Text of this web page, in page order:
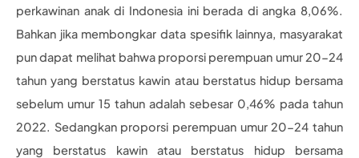
perkawinan anak di Indonesia ini berada di angka 8,06%.
Bahkan jika membongkar data spesifik lainnya, masyarakat
pun dapat melihat bahwa proporsi perempuan umur 20-24
tahun yang berstatus kawin atau berstatus hidup bersama
sebelum umur 15 tahun adalah sebesar 0,46% pada tahun
2022. Sedangkan proporsi perempuan umur 20-24 tahun
yang berstatus kawin atau berstatus hidup bersama